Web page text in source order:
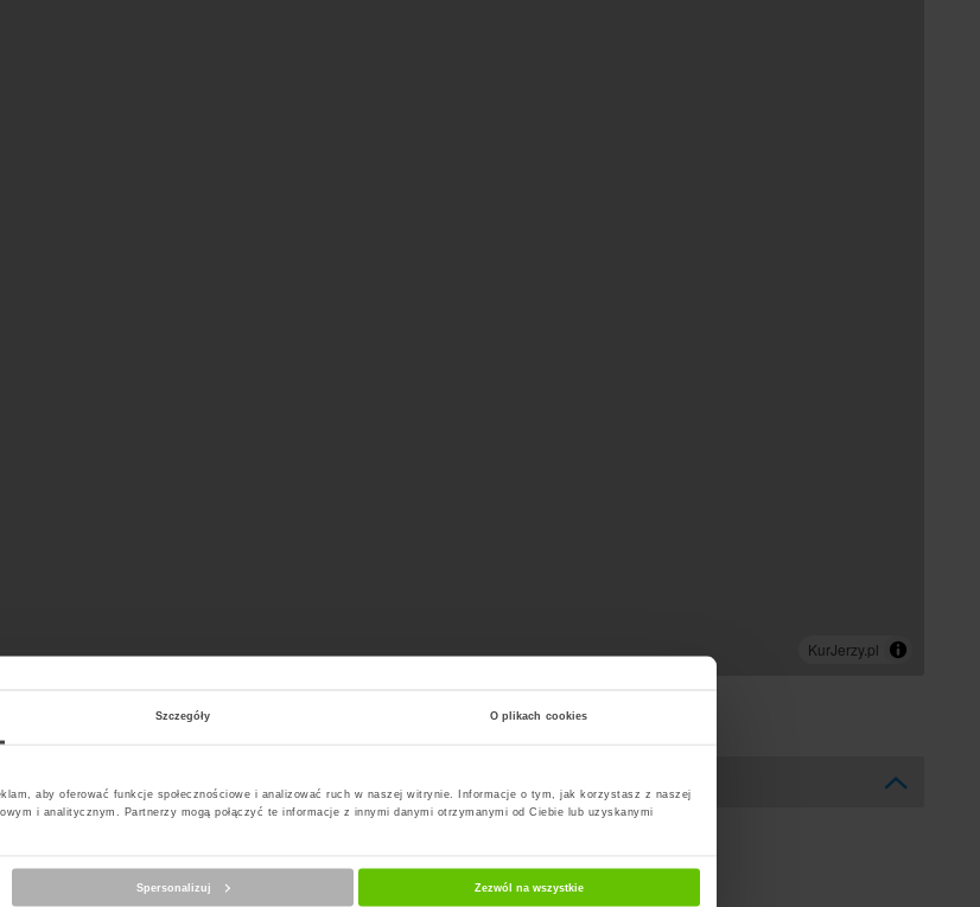
Szczegóły O plikach cookies
aby oferować funkcje społecznościowe i analizować ruch w naszej witrynie. Informacje o tym, jak korzystasz z naszej
i analitycznym. Partnerzy mogą połączyć te informacje z innymi danymi otrzymanymi od Ciebie lub uzyskanymi
Spersonalizuj Zezwól na wszystkie